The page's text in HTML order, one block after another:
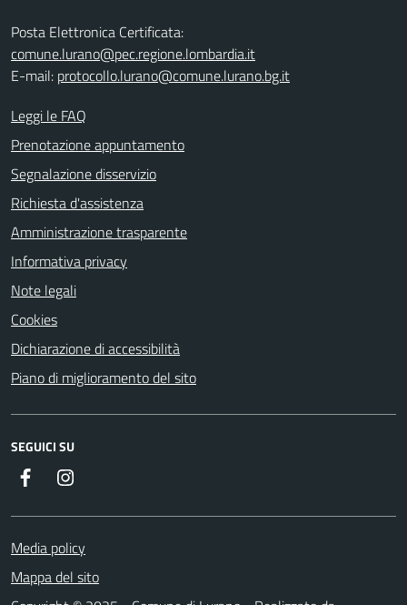
Posta Elettronica Certificata:
comune.lurano@pec.regione.lombardia.it
E-mail: protocollo.lurano@comune.lurano.bg.it
Leggi le FAQ
Prenotazione appuntamento
Segnalazione disservizio
Richiesta d'assistenza
Amministrazione trasparente
Informativa privacy
Note legali
Cookies
Dichiarazione di accessibilità
Piano di miglioramento del sito
SEGUICI SU
Facebook
Media policy
Mappa del sito